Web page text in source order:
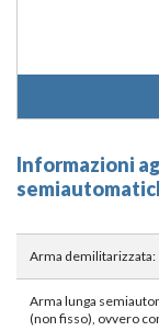
Informazioni
Arma demilitarizzata:
Arma lunga
(non fisso), ovvero